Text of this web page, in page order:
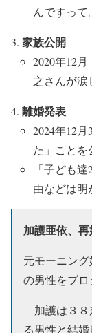
んですっ
家族公開
2020年12
之さんが涙
離婚発表
2024年12
た」ことを
「子ども
由などは明
加護亜依、
元モーニン
の男性をブロ
加護は３８
る男性と結